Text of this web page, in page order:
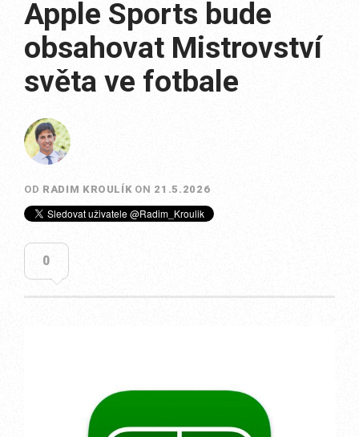
Apple Sports bude
obsahovat Mistrovství
světa ve fotbale
OD RADIM KROULÍK ON 21.5.2026
0